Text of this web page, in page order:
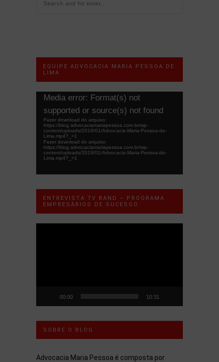
EQUIPE ADVOCACIA MARIA PESSOA DE
LIMA
Tocador
vídeo
Media error: Format(s) not
supported or source(s) not found
Fazer download do arquivo:
https://blog.advocaciamariapessoa.com.br/wp-
content/uploads/2019/01/Advocacia-Maria-Pessoa-de-
Lima.mp4?_=1
Fazer download do arquivo:
https://blog.advocaciamariapessoa.com.br/wp-
content/uploads/2019/01/Advocacia-Maria-Pessoa-de-
Lima.mp4?_=1
ENTREVISTA TV BAND – PROGRAMA
EMPRESÁRIOS DE SUCESSO
00:00 10:31
SOBRE O BLOG
Advocacia Maria Pessoa é composta por